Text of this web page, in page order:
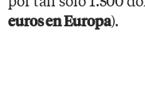
euros en Europa).